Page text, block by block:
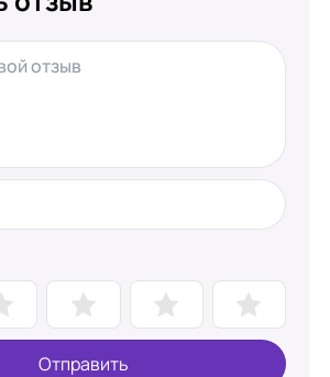
Отправить